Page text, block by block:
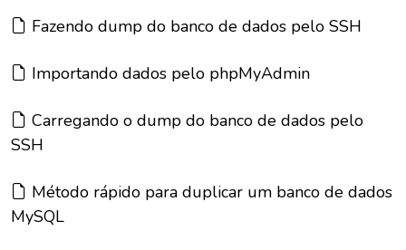
Artigo:
Fazendo dump do banco de dados pelo SSH
Artigo:
Importando dados pelo phpMyAdmin
Artigo:
Carregando o dump do banco de dados pelo
SSH
Artigo:
Método rápido para duplicar um banco de dados
MySQL